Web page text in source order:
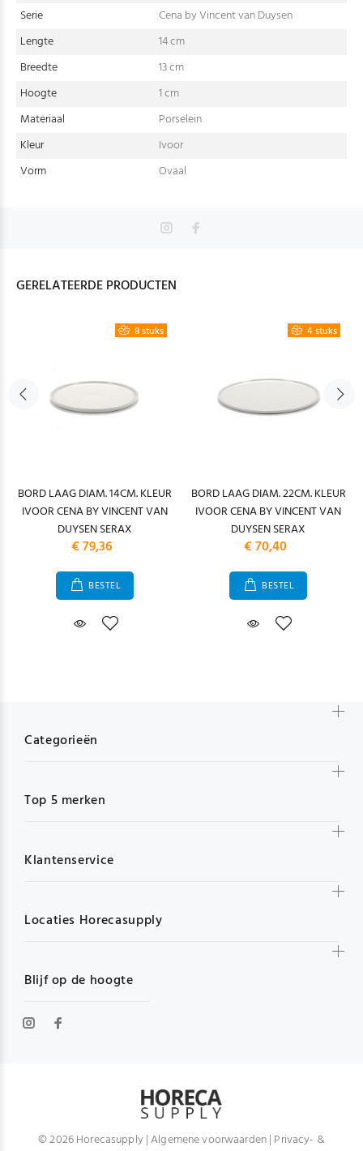
Serie
Cena by Vincent van Duysen
Lengte
14 cm
Breedte
13 cm
Hoogte
1 cm
Materiaal
Porselein
Kleur
Ivoor
Vorm
Ovaal
GERELATEERDE PRODUCTEN
8 stuks
BORD LAAG DIAM. 14CM. KLEUR
IVOOR CENA BY VINCENT VAN
DUYSEN SERAX
€ 79,36
BESTEL
4 stuks
BORD LAAG DIAM. 22CM. KLEUR
IVOOR CENA BY VINCENT VAN
DUYSEN SERAX
€ 70,40
BESTEL
Blijf op de hoogte
Categorieën
Top 5 merken
Klantenservice
Locaties Horecasupply
© 2026 Horecasupply |Algemene voorwaarden| Privacy- &